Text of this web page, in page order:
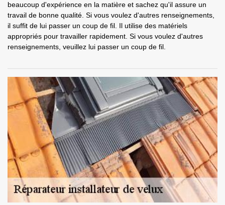
beaucoup d'expérience en la matière et sachez qu'il assure un
travail de bonne qualité. Si vous voulez d'autres renseignements,
il suffit de lui passer un coup de fil. Il utilise des matériels
appropriés pour travailler rapidement. Si vous voulez d'autres
renseignements, veuillez lui passer un coup de fil.